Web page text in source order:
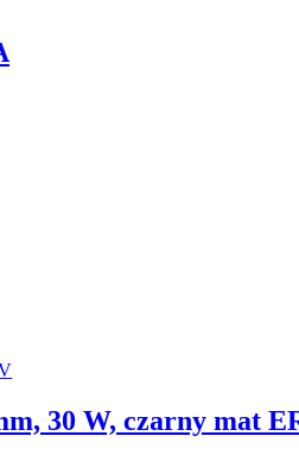
30 W, czarny mat